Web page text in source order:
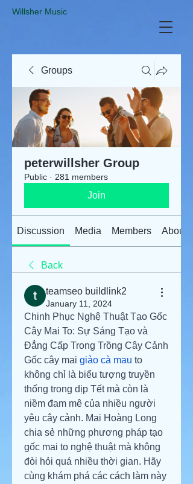
​Willsher Music
Groups
peterwillsher Group
Public · 281 members
Join
Discussion Media Members About
Back
teamseo buildlink2
January 11, 2024
Chinh Phục Nghệ Thuật Tạo Gốc
Cây Mai To: Sự Sáng Tạo và
Đẳng Cấp Trong Trồng Cây Cảnh
Gốc cây mai giảo cà mau to
không chỉ là biểu tượng truyền
thống trong dịp Tết mà còn là
niềm đam mê của nhiều người
yêu cây cảnh. Mai Hoàng Long
chia sẻ những phương pháp tạo
gốc mai to nghệ thuật mà không
đòi hỏi quá nhiều thời gian. Hãy
cùng khám phá các cách làm này